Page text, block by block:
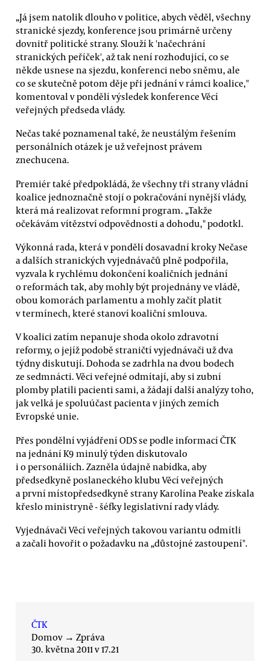
„Já jsem natolik dlouho v politice, abych věděl, všechny
stranické sjezdy, konference jsou primárně určeny
dovnitř politické strany. Slouží k 'načechrání
stranických peříček', až tak není rozhodující, co se
někde usnese na sjezdu, konferenci nebo sněmu, ale
co se skutečně potom děje při jednání v rámci koalice,"
komentoval v pondělí výsledek konference Věcí
veřejných předseda vlády.
Nečas také poznamenal také, že neustálým řešením
personálních otázek je už veřejnost právem
znechucena.
Premiér také předpokládá, že všechny tři strany vládní
koalice jednoznačně stojí o pokračování nynější vlády,
která má realizovat reformní program. „Takže
očekávám vítězství odpovědnosti a dohodu," podotkl.
Výkonná rada, která v pondělí dosavadní kroky Nečase
a dalších stranických vyjednávačů plně podpořila,
vyzvala k rychlému dokončení koaličních jednání
o reformách tak, aby mohly být projednány ve vládě,
obou komorách parlamentu a mohly začít platit
v termínech, které stanoví koaliční smlouva.
V koalici zatím nepanuje shoda okolo zdravotní
reformy, o jejíž podobě straničtí vyjednávači už dva
týdny diskutují. Dohoda se zadrhla na dvou bodech
ze sedmnácti. Věci veřejné odmítají, aby si zubní
plomby platili pacienti sami, a žádají další analýzy toho,
jak velká je spoluúčast pacienta v jiných zemích
Evropské unie.
Přes pondělní vyjádření ODS se podle informací ČTK
na jednání K9 minulý týden diskutovalo
i o personáliích. Zazněla údajně nabídka, aby
předsedkyně poslaneckého klubu Věcí veřejných
a první místopředsedkyně strany Karolína Peake získala
křeslo ministryně - šéfky legislativní rady vlády.
Vyjednávači Věcí veřejných takovou variantu odmítli
a začali hovořit o požadavku na „důstojné zastoupení".
ČTK
Domov → Zpráva
30. května 2011 v 17.21